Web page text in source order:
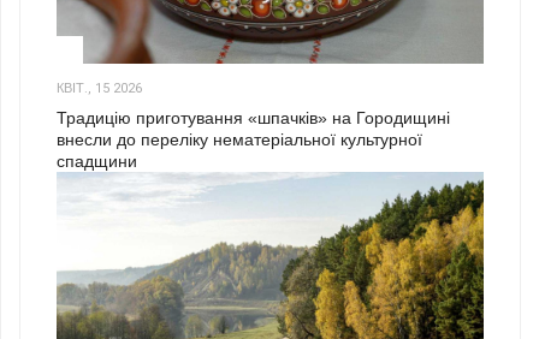
КВІТ., 15 2026
Традицію приготування «шпачків» на Городищині
внесли до переліку нематеріальної культурної
спадщини